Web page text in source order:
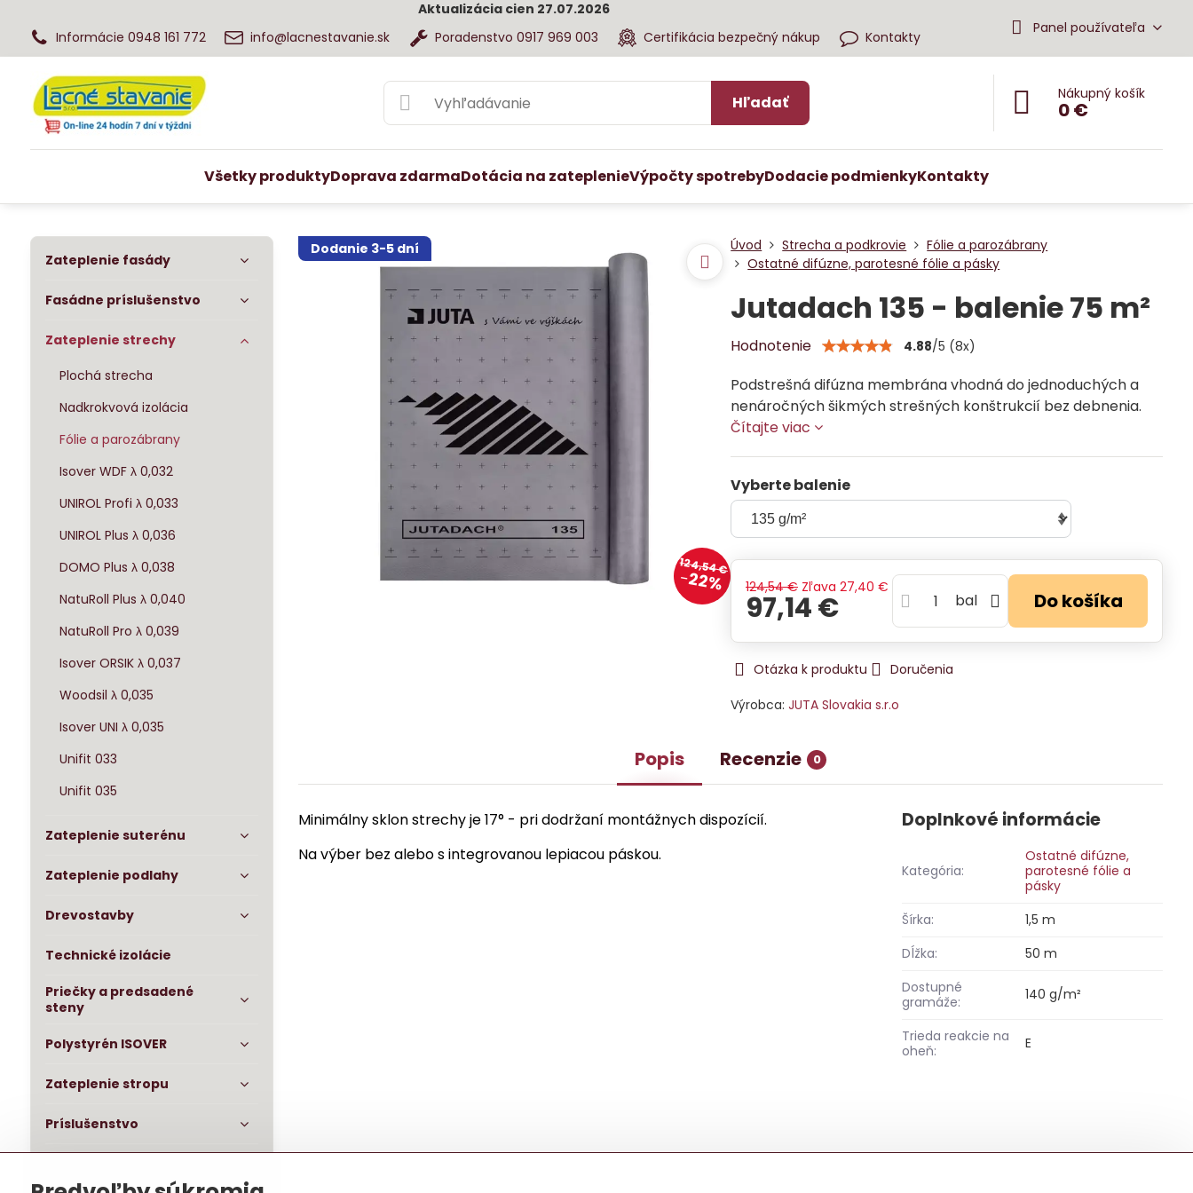
Aktualizácia cien 27.07.2026
Informácie 0948 161 772
info@lacnestavanie.sk Poradenstvo 0917 969 003 Certifikácia bezpečný nákup Kontakty
Panel používateľa
Hľadať Nákupný košík
0 €
Všetky produktyDoprava zdarmaDotácia na zateplenieVýpočty spotrebyDodacie podmienkyKontakty
Dodanie 3-5 dní
124,54 €
22%
Úvod Strecha a podkrovie
Fólie a parozábrany
Ostatné difúzne, parotesné fólie a pásky
Jutadach 135 - balenie 75 m²
Hodnotenie 4.88/5 (8x)
Podstrešná difúzna membrána vhodná do jednoduchých a
nenáročných šikmých strešných konštrukcií bez debnenia.
Čítajte viac
Vyberte balenie
124,54 € Zľava 27,40 €
97,14 € bal Do košíka
Otázka k produktu
Doručenia
Výrobca:JUTA Slovakia s.r.o
Popis Recenzie 0
Minimálny sklon strechy je 17° - pri dodržaní montážnych dispozícií.
Na výber bez alebo s integrovanou lepiacou páskou.
Doplnkové informácie
Kategória:
Ostatné difúzne,
parotesné fólie a
pásky
Šírka:
1,5 m
Dĺžka:
50 m
Dostupné
gramáže:
140 g/m²
Trieda reakcie na
oheň:
E
Zateplenie fasády
Fasádne príslušenstvo
Zateplenie strechy
Plochá strecha
Nadkrokvová izolácia
Fólie a parozábrany
Isover WDF λ 0,032
UNIROL Profi λ 0,033
UNIROL Plus λ 0,036
DOMO Plus λ 0,038
NatuRoll Plus λ 0,040
NatuRoll Pro λ 0,039
Isover ORSIK λ 0,037
Woodsil λ 0,035
Isover UNI λ 0,035
Unifit 033
Unifit 035
Zateplenie suterénu
Zateplenie podlahy
Drevostavby
Technické izolácie
Priečky a predsadené
steny
Polystyrén ISOVER
Zateplenie stropu
Príslušenstvo